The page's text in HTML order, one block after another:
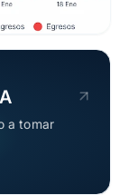
a tomar